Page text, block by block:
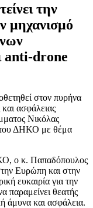
την
μηχανισμό
anti-drone
στον πυρήνα
ασφάλειας
Νικόλας
του ΔΗΚΟ με θέμα
ο κ. Παπαδόπουλος
Ευρώπη και στην
ευκαιρία για την
παραμείνει θεατής
άμυνα και ασφάλεια.